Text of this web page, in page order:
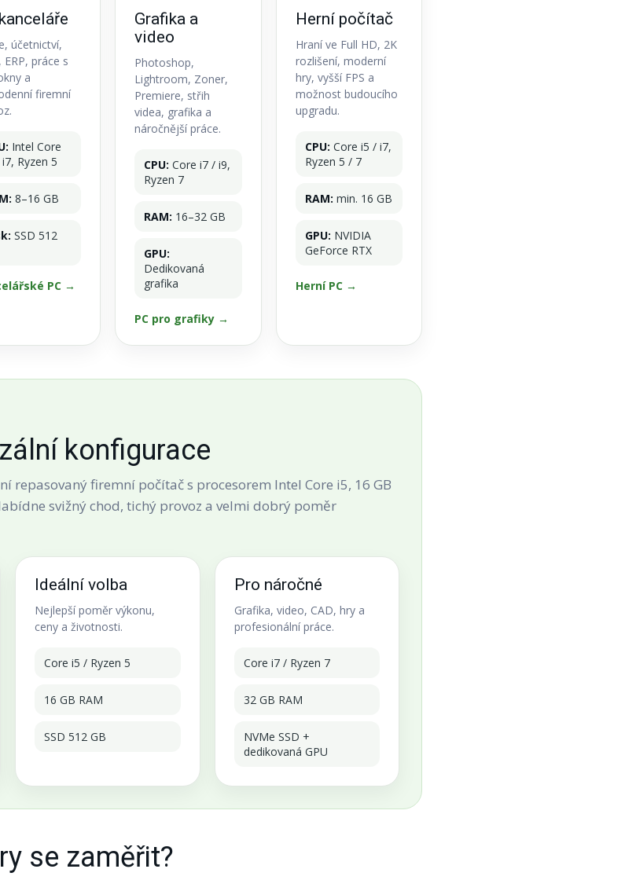
účetnictví,
ERP, práce s
a
firemní
Intel Core
Ryzen 5
8–16 GB
SSD 512
PC →
Grafika a
video
Photoshop,
Lightroom, Zoner,
Premiere, střih
videa, grafika a
náročnější práce.
CPU: Core i7 / i9,
Ryzen 7
RAM: 16–32 GB
GPU:
Dedikovaná
grafika
PC pro grafiky →
Herní počítač
Hraní ve Full HD, 2K
rozlišení, moderní
hry, vyšší FPS a
možnost budoucího
upgradu.
CPU: Core i5 / i7,
Ryzen 5 / 7
RAM: min. 16 GB
GPU: NVIDIA
GeForce RTX
Herní PC →
konfigurace
repasovaný firemní počítač s procesorem Intel Core i5, 16 GB
svižný chod, tichý provoz a velmi dobrý poměr
Ideální volba
Nejlepší poměr výkonu,
ceny a životnosti.
Core i5 / Ryzen 5
16 GB RAM
SSD 512 GB
Pro náročné
Grafika, video, CAD, hry a
profesionální práce.
Core i7 / Ryzen 7
32 GB RAM
NVMe SSD +
dedikovaná GPU
se zaměřit?